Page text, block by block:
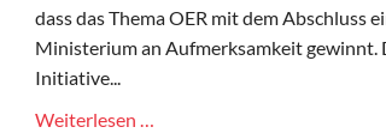
dass das Thema OER mit dem Abschluss
Ministerium an Aufmerksamkeit gewinnt.
Initiative...
Weiterlesen …